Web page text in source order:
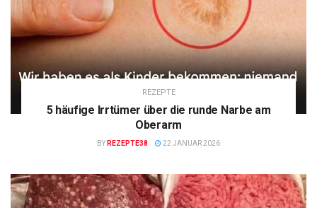
REZEPTE
5 häufige Irrtümer über die runde Narbe am
Oberarm
BY REZEPTE38 22 JANUAR 2026